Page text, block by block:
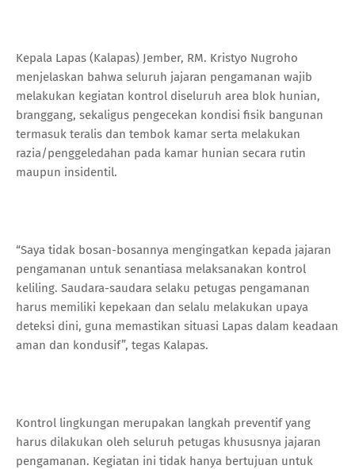
Kepala Lapas (Kalapas) Jember, RM. Kristyo Nugroho
menjelaskan bahwa seluruh jajaran pengamanan wajib
melakukan kegiatan kontrol diseluruh area blok hunian,
branggang, sekaligus pengecekan kondisi fisik bangunan
termasuk teralis dan tembok kamar serta melakukan
razia/penggeledahan pada kamar hunian secara rutin
maupun insidentil.
“Saya tidak bosan-bosannya mengingatkan kepada jajaran
pengamanan untuk senantiasa melaksanakan kontrol
keliling. Saudara-saudara selaku petugas pengamanan
harus memiliki kepekaan dan selalu melakukan upaya
deteksi dini, guna memastikan situasi Lapas dalam keadaan
aman dan kondusif”, tegas Kalapas.
Kontrol lingkungan merupakan langkah preventif yang
harus dilakukan oleh seluruh petugas khususnya jajaran
pengamanan. Kegiatan ini tidak hanya bertujuan untuk